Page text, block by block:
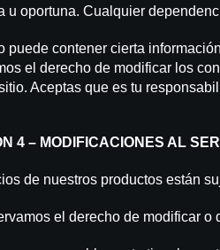
u oportuna. Cualquier
puede contener cierta
el derecho de modificar los
Aceptas que es tu
4 – MODIFICACIONES AL
de nuestros productos están
el derecho de modificar